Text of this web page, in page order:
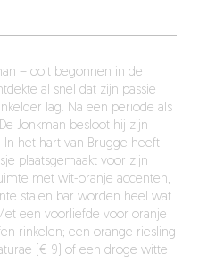
– ooit begonnen in de
al snel dat zijn passie
lag. Na een periode als
Jonkman besloot hij zijn
het hart van Brugge heeft
plaatsgemaakt voor zijn
met wit-oranje accenten,
stalen bar worden heel wat
een voorliefde voor oranje
rinkelen; een orange riesling
(€ 9) of een droge witte